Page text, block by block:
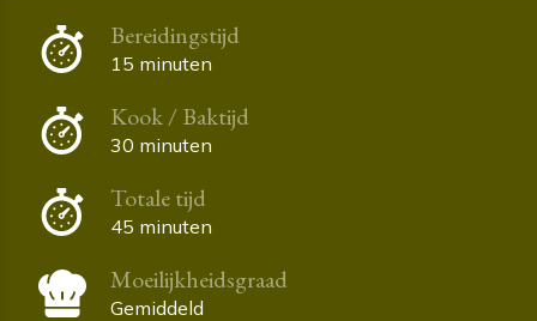
Bereidingstijd
15 minuten
Kook / Baktijd
30 minuten
Totale tijd
45 minuten
Moeilijkheidsgraad
Gemiddeld